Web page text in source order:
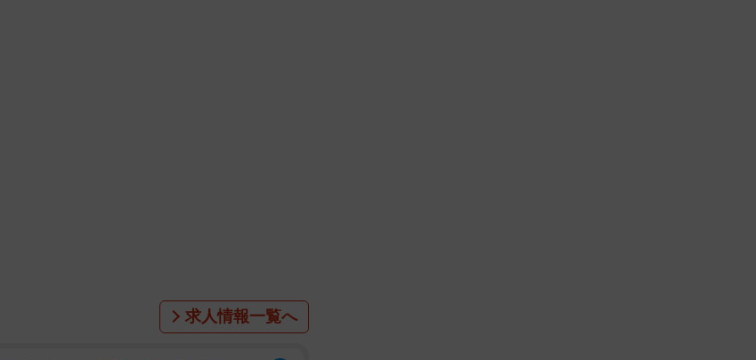
求人情報一覧へ